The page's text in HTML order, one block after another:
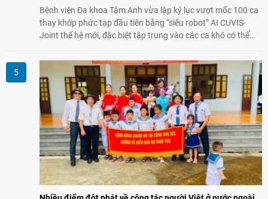
Bệnh viện Đa khoa Tâm Anh vừa lập kỷ lục vượt mốc 100 ca
thay khớp phức tạp đầu tiên bằng “siêu robot” AI CUVIS-
Joint thế hệ mới, đặc biệt tập trung vào các ca khó có thể
mở ra cơ hội mới cho nhiều người bệnh đang đối mặt nguy
cơ “tàn phế”.